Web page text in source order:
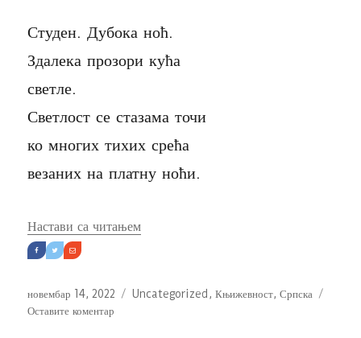
Студен. Дубока ноћ.
Здалека прозори кућа
светле.
Светлост се стазама точи
ко многих тихих срећа
везаних на платну ноћи.
Настави са читањем„Један новембар“
Објављено
новембар 14, 2022 Категорије
Uncategorized ,Књижевност,Српска
Оставите коментар